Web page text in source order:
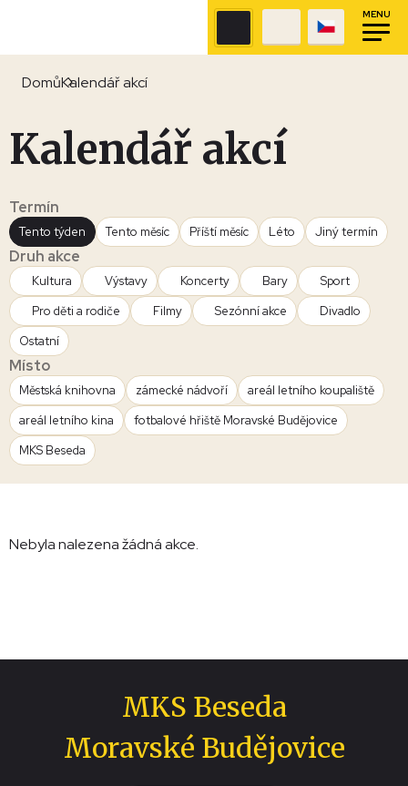
MENU
DomůKalendář akcí
Kalendář akcí
Termín
Tento týden Tento měsíc Příští měsíc Léto Jiný termín
Druh akce
Kultura Výstavy Koncerty Bary
Sport
Pro děti a rodiče
Filmy Sezónní akce
Divadlo
Ostatní
Místo
Městská knihovna zámecké nádvoří
areál letního koupaliště
areál letního kina
fotbalové hřiště Moravské Budějovice
MKS Beseda
Nebyla nalezena žádná akce.
MKS Beseda
Moravské Budějovice